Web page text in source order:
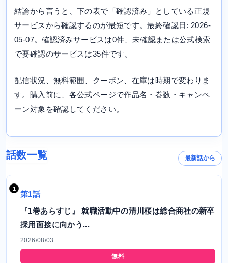
結論から言うと、下の表で「確認済み」としている正規
サービスから確認するのが最短です。最終確認日: 2026-
05-07。確認済みサービスは0件、未確認または公式検索
で要確認のサービスは35件です。
配信状況、無料範囲、クーポン、在庫は時期で変わりま
す。購入前に、各公式ページで作品名・巻数・キャンペ
ーン対象を確認してください。
話数一覧 最新話から
第1話
『1巻あらすじ』 就職活動中の清川桜は総合商社の新卒
採用面接に向かう...
2026/08/03
無料